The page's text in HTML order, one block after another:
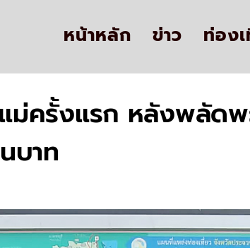
หน้าหลัก ข่าว ท่อง
ม่ครั้งแรก หลังพลัด
บาท